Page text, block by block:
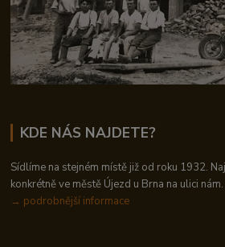
KDE NÁS NAJDETE?
Sídlíme na stejném místě již od roku 1932.
konkrétně ve městě Újezd u Brna na ulici nám.
→ podrobnější informace